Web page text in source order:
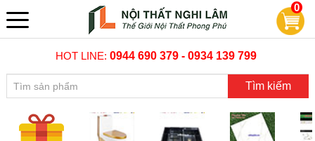
0
HOT LINE:0944 690 379 - 0934 139 799
Tìm kiếm